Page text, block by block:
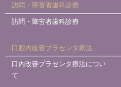
訪問・障害者歯科診療
訪問・障害者歯科診療
口腔内改善プラセンタ療法
口内改善プラセンタ療法につい
て